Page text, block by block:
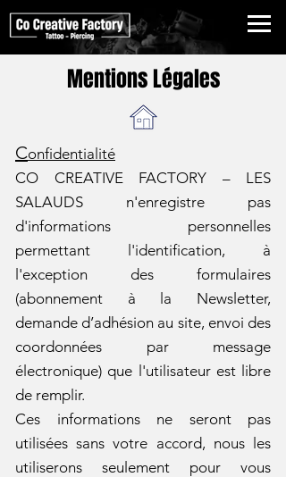
Mentions Légales
Confidentialité
CO CREATIVE FACTORY – LES
SALAUDS n'enregistre pas
d'informations personnelles
permettant l'identification, à
l'exception des formulaires
(abonnement à la Newsletter,
demande d’adhésion au site, envoi des
coordonnées par message
électronique) que l'utilisateur est libre
de remplir.
Ces informations ne seront pas
utilisées sans votre accord, nous les
utiliserons seulement pour vous